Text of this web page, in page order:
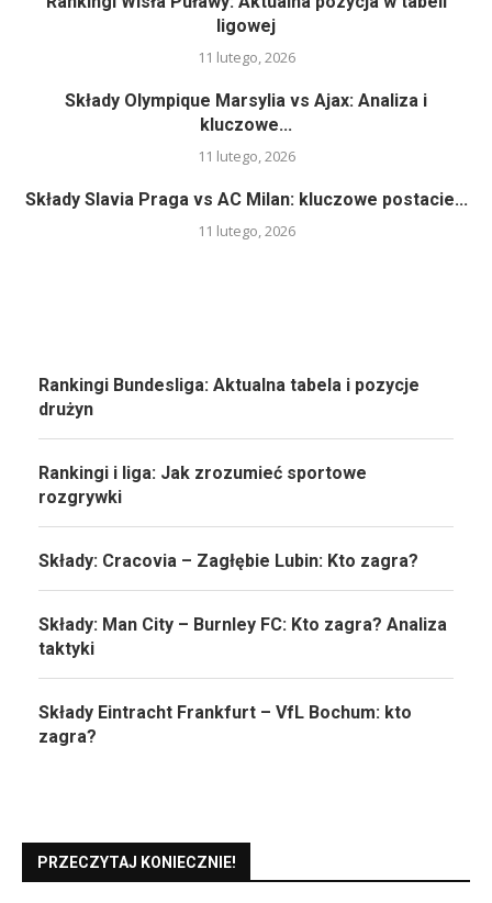
ligowej
11 lutego, 2026
Składy Olympique Marsylia vs Ajax: Analiza i
kluczowe...
11 lutego, 2026
Składy Slavia Praga vs AC Milan: kluczowe postacie...
11 lutego, 2026
Rankingi Bundesliga: Aktualna tabela i pozycje
drużyn
Rankingi i liga: Jak zrozumieć sportowe
rozgrywki
Składy: Cracovia – Zagłębie Lubin: Kto zagra?
Składy: Man City – Burnley FC: Kto zagra? Analiza
taktyki
Składy Eintracht Frankfurt – VfL Bochum: kto
zagra?
PRZECZYTAJ KONIECZNIE!